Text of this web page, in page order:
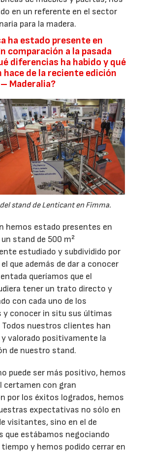
en un referente en el sector
para la madera.
ha estado presente en
comparación a la pasada
diferencias ha habido y qué
hace de la reciente edición
Maderalia?
stand de Lenticant en Fimma.
hemos estado presentes en
stand de 500 m²
estudiado y subdividido por
que además de dar a conocer
queríamos que el
tener un trato directo y
con cada uno de los
y conocer in situ sus últimas
Todos nuestros clientes han
valorado positivamente la
de nuestro stand.
puede ser más positivo, hemos
certamen con gran
por los éxitos logrados, hemos
expectativas no sólo en
visitantes, sino en el de
que estábamos negociando
tiempo y hemos podido cerrar en